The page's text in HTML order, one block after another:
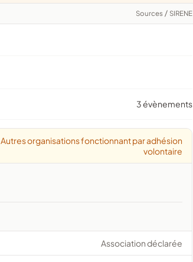
Sources / SIRENE
3 évènements
Autres organisations fonctionnant par adhésion
volontaire
Association déclarée